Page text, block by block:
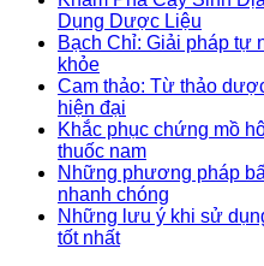
Dụng Dược Liệu
Bạch Chỉ: Giải pháp tự
khỏe
Cam thảo: Từ thảo
hiện đại
Khắc phục chứng mồ
thuốc nam
Những phương pháp
nhanh chóng
Những lưu ý khi sử
tốt nhất